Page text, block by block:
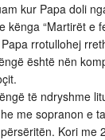
kur Papa doli
kënga “Martirët e
rrotullohej
është nën
të ndryshme
me sopranon e
Kori me